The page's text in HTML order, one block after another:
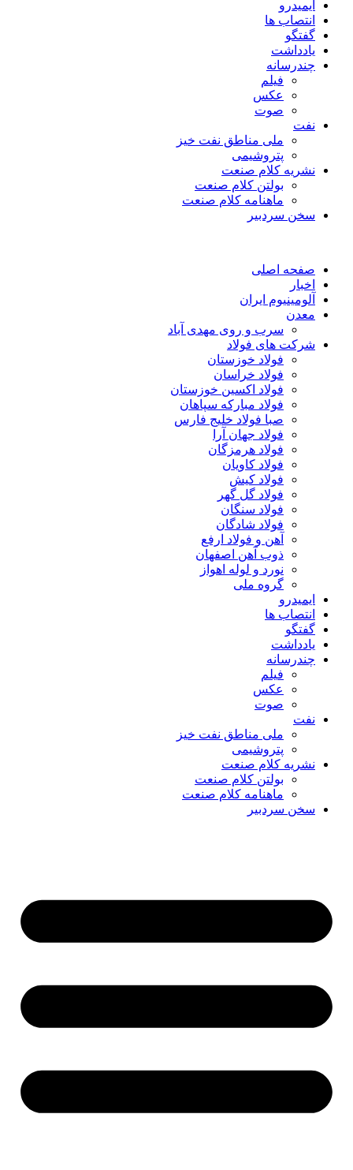
ایمیدرو
انتصاب ها
گفتگو
یادداشت
چندرسانه
فیلم
عکس
صوت
نفت
ملی مناطق نفت خیز
پتروشیمی
نشریه کلام صنعت
بولتن کلام صنعت
ماهنامه کلام صنعت
سخن سردبیر
صفحه اصلی
اخبار
آلومینیوم ایران
معدن
سرب و روی مهدی آباد
شرکت های فولاد
فولاد خوزستان
فولاد خراسان
فولاد اکسین خوزستان
فولاد مبارکه سپاهان
صبا فولاد خلیج فارس
فولاد جهان آرا
فولاد هرمزگان
فولاد کاویان
فولاد کیش
فولاد گل گهر
فولاد سنگان
فولاد شادگان
آهن و فولاد ارفع
ذوب آهن اصفهان
نورد و لوله اهواز
گروه ملی
ایمیدرو
انتصاب ها
گفتگو
یادداشت
چندرسانه
فیلم
عکس
صوت
نفت
ملی مناطق نفت خیز
پتروشیمی
نشریه کلام صنعت
بولتن کلام صنعت
ماهنامه کلام صنعت
سخن سردبیر